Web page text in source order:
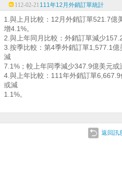
112-02-21 111年12月外銷訂單統計
1.與上月比較：12月外銷訂單521.7億
增4.1%。
2.與上年同月比較：外銷訂單減少
3.按季比較：第4季外銷訂單1,577.1
減
7.1%；較上年同季減少347.9億美元或
4.與上年比較：111年外銷訂單
或減
1.1%。
返回訊